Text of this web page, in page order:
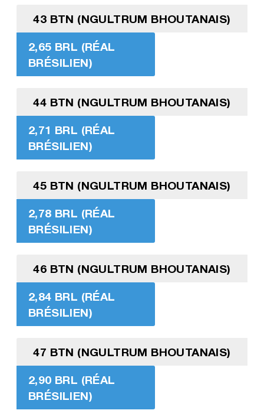
43 BTN (NGULTRUM BHOUTANAIS)
2,65 BRL (RÉAL
BRÉSILIEN)
44 BTN (NGULTRUM BHOUTANAIS)
2,71 BRL (RÉAL
BRÉSILIEN)
45 BTN (NGULTRUM BHOUTANAIS)
2,78 BRL (RÉAL
BRÉSILIEN)
46 BTN (NGULTRUM BHOUTANAIS)
2,84 BRL (RÉAL
BRÉSILIEN)
47 BTN (NGULTRUM BHOUTANAIS)
2,90 BRL (RÉAL
BRÉSILIEN)